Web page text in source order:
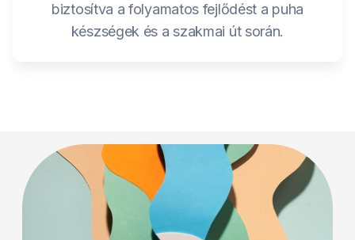
biztosítva a folyamatos fejlődést a puha
készségek és a szakmai út során.